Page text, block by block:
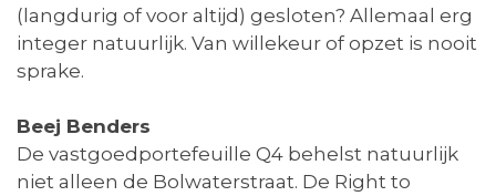
(langdurig of voor altijd) gesloten? Allemaal erg
integer natuurlijk. Van willekeur of opzet is nooit
sprake.
Beej Benders
De vastgoedportefeuille Q4 behelst natuurlijk
niet alleen de Bolwaterstraat. De Right to